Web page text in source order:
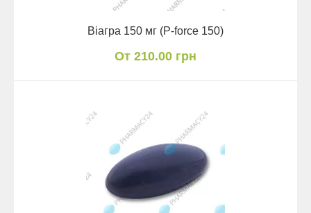
Віагра 150 мг (P-force 150)
От 210.00 грн